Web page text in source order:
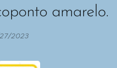
amarelo.
2023